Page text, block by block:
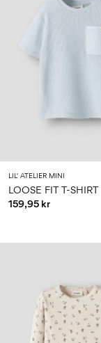
LIL' ATELIER MINI
LOOSE FIT T-SHIRT
159,95 kr